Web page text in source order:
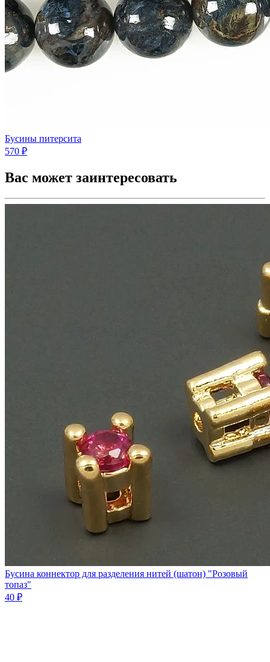
Бусины питерсита
570 ₽
Вас может заинтересовать
Бусина коннектор для разделения нитей (шатон) "Розовый
топаз"
40 ₽